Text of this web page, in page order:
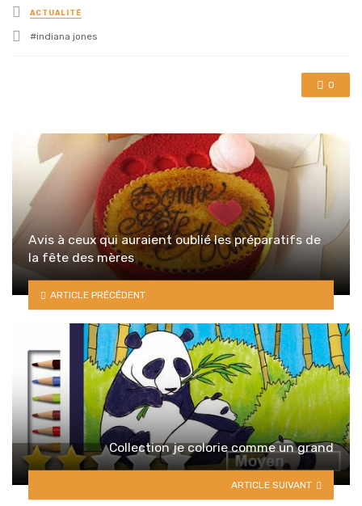
Posted
in
ACTUALITÉ
Tagged
indiana jones
0
Avis à ceux qui auraient oublié les préparatifs de
la fête des mères
ARTICLE PRÉCÉDENT
Collection je colorie comme un grand
ARTICLE SUIVANT